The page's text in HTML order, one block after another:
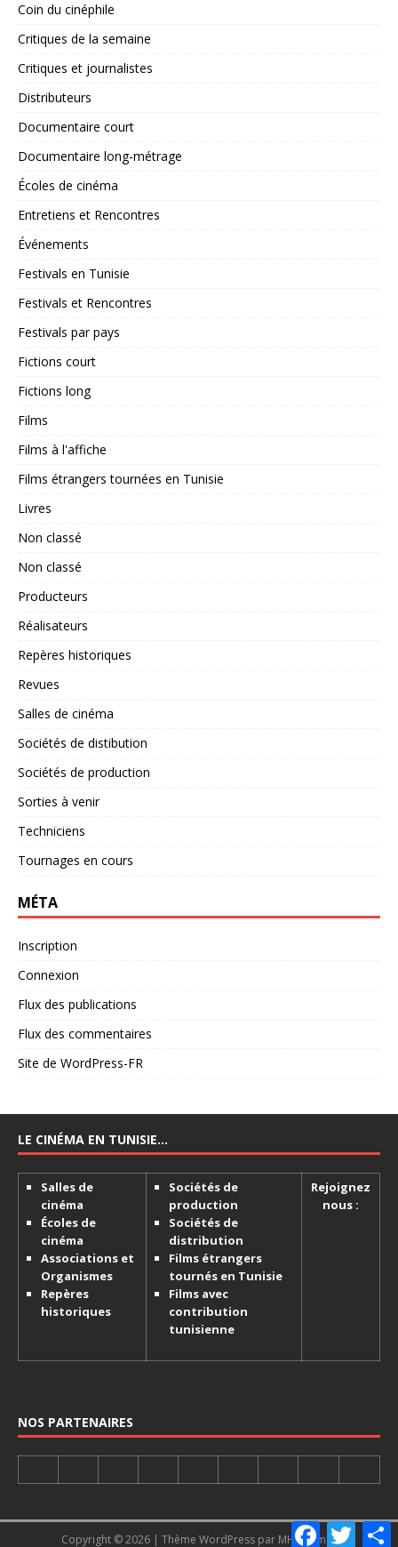
Coin du cinéphile
Critiques de la semaine
Critiques et journalistes
Distributeurs
Documentaire court
Documentaire long-métrage
Écoles de cinéma
Entretiens et Rencontres
Événements
Festivals en Tunisie
Festivals et Rencontres
Festivals par pays
Fictions court
Fictions long
Films
Films à l'affiche
Films étrangers tournées en Tunisie
Livres
Non classé
Non classé
Producteurs
Réalisateurs
Repères historiques
Revues
Salles de cinéma
Sociétés de distibution
Sociétés de production
Sorties à venir
Techniciens
Tournages en cours
MÉTA
Inscription
Connexion
Flux des publications
Flux des commentaires
Site de WordPress-FR
LE CINÉMA EN TUNISIE…
Salles de
cinéma
Écoles de
cinéma
Associations et
Organismes
Repères
historiques
Sociétés de
production
Sociétés de
distribution
Films étrangers
tournés en Tunisie
Films avec
contribution
tunisienne
Rejoignez
nous :
NOS PARTENAIRES
Copyright © 2026 | Thème WordPress par MH Themes
F
a
T
P